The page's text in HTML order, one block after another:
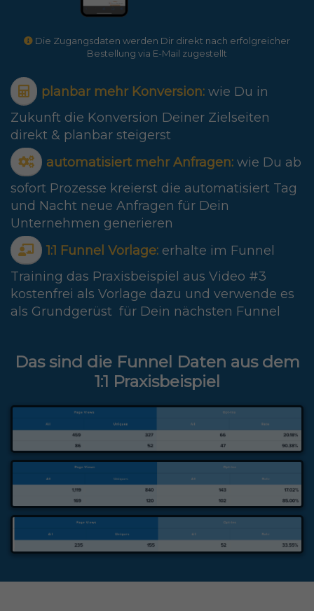
Die Zugangsdaten werden Dir direkt nach erfolgreicher
Bestellung via E-Mail zugestellt
​planbar mehr Konversion: wie Du in
Zukunft die Konversion Deiner Zielseiten
direkt & planbar steigerst
automatisiert mehr Anfragen: wie Du ab
sofort Prozesse kreierst die automatisiert Tag
und Nacht neue Anfragen für Dein
Unternehmen generieren
1:1 Funnel Vorlage: erhalte im Funnel
Training das Praxisbeispiel aus Video #3
kostenfrei als Vorlage dazu und verwende es
als Grundgerüst für Dein nächsten Funnel
Das sind die Funnel Daten aus dem
1:1 Praxisbeispiel